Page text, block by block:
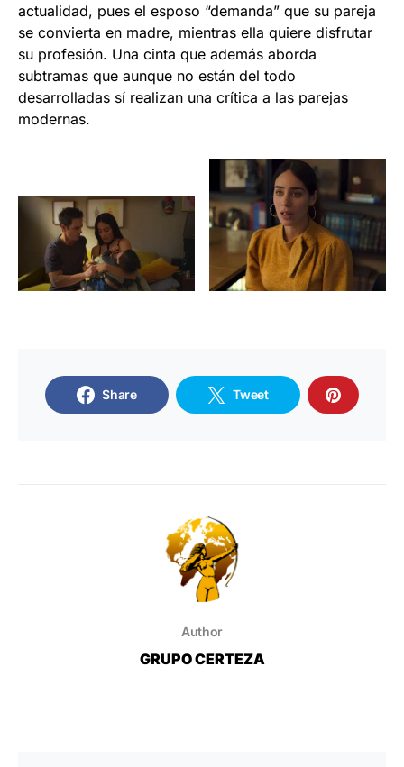
actualidad, pues el esposo “demanda” que su pareja
se convierta en madre, mientras ella quiere disfrutar
su profesión. Una cinta que además aborda
subtramas que aunque no están del todo
desarrolladas sí realizan una crítica a las parejas
modernas.
Share Tweet
Author
GRUPO CERTEZA